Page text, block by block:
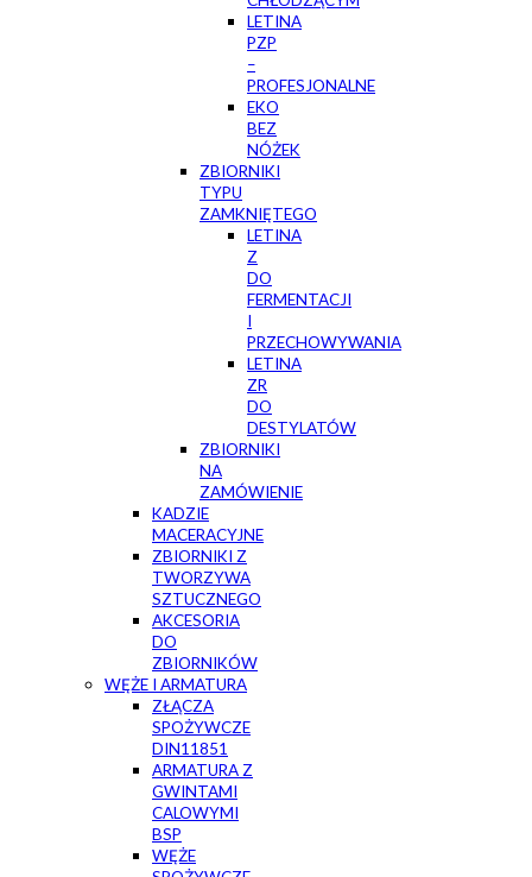
LETINA
PZP
–
PROFESJONALNE
EKO
BEZ
NÓŻEK
ZBIORNIKI
TYPU
ZAMKNIĘTEGO
LETINA
Z
DO
FERMENTACJI
I
PRZECHOWYWANIA
LETINA
ZR
DO
DESTYLATÓW
ZBIORNIKI
NA
ZAMÓWIENIE
KADZIE
MACERACYJNE
ZBIORNIKI Z
TWORZYWA
SZTUCZNEGO
AKCESORIA
DO
ZBIORNIKÓW
WĘŻE I ARMATURA
ZŁĄCZA
SPOŻYWCZE
DIN11851
ARMATURA Z
GWINTAMI
CALOWYMI
BSP
WĘŻE